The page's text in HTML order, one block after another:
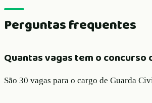
Perguntas frequentes
Quantas vagas tem o concurso
São 30 vagas para o cargo de Guarda